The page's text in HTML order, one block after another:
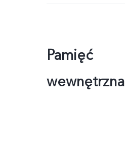
Pamięć
wewnętrzna